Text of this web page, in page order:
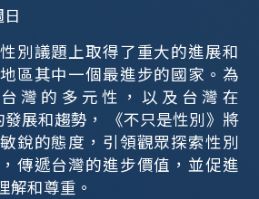
別議題上取得了重大的進展和
區其中一個最進步的國家。為
灣的多元性，以及台灣在
發展和趨勢， 《不只是性別》將
銳的態度，引領觀眾探索性別
傳遞台灣的進步價值，並促進
解和尊重。